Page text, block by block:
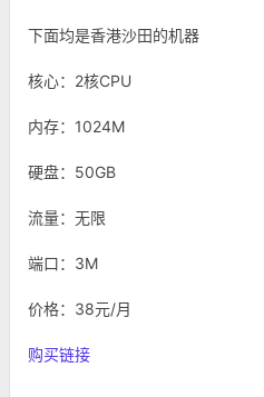
下面均是香港沙田的机器
核心：2核CPU
内存：1024M
硬盘：50GB
流量：无限
端口：3M
价格：38元/月
购买链接